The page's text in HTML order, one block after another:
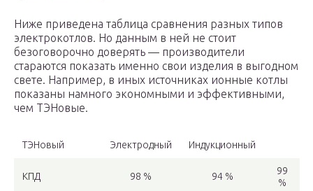
Ниже приведена таблица сравнения разных типов
электрокотлов. Но данным в ней не стоит
безоговорочно доверять — производители
стараются показать именно свои изделия в выгодном
свете. Например, в иных источниках ионные котлы
показаны намного экономными и эффективными,
чем ТЭНовые.
ТЭНовый Электродный Индукционный
КПД 98 % 94 %
99
%